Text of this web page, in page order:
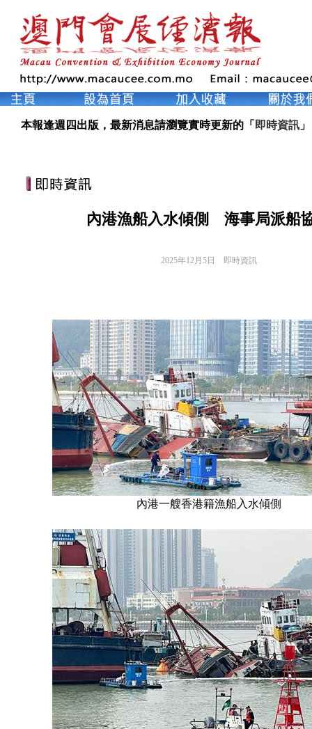
本報逢週四出版，最新消息請瀏覽實時更新的「 即時資訊 」
內港漁船入水傾側 海事局派船
2025年12月5日 即時資訊
內港一艘香港籍漁船入水傾側